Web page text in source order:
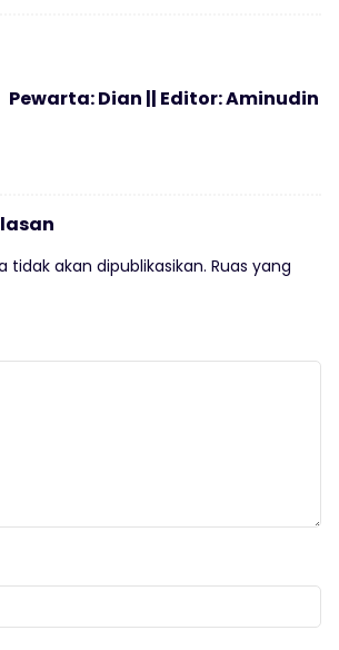
Pewarta: Dian || Editor: Aminudin
tidak akan dipublikasikan. Ruas yang